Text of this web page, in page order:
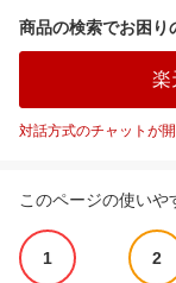
商品の検索でお困り
楽
対話方式のチャットが開
このページの使いや
1 2